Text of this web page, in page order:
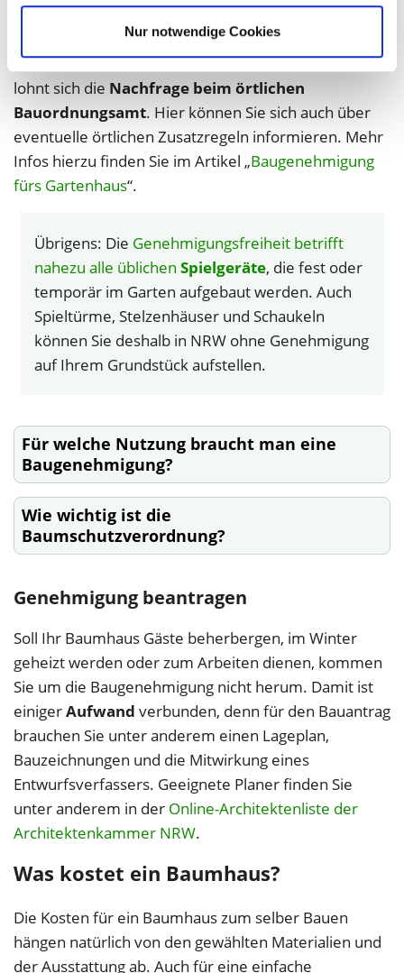
Nur notwendige Cookies
relevant sein. Dieser gibt mit Baufenstern und nicht
überbaubaren Flächen vor, wo Gebäude stehen
dürfen und wo nicht. Bei einem solchen Bauvorhaben
lohnt sich die Nachfrage beim örtlichen
Bauordnungsamt. Hier können Sie sich auch über
eventuelle örtlichen Zusatzregeln informieren. Mehr
Infos hierzu finden Sie im Artikel „Baugenehmigung
fürs Gartenhaus“.
Übrigens: Die Genehmigungsfreiheit betrifft
nahezu alle üblichen Spielgeräte, die fest oder
temporär im Garten aufgebaut werden. Auch
Spieltürme, Stelzenhäuser und Schaukeln
können Sie deshalb in NRW ohne Genehmigung
auf Ihrem Grundstück aufstellen.
Für welche Nutzung braucht man eine
Baugenehmigung?
Wie wichtig ist die
Baumschutzverordnung?
Genehmigung beantragen
Soll Ihr Baumhaus Gäste beherbergen, im Winter
geheizt werden oder zum Arbeiten dienen, kommen
Sie um die Baugenehmigung nicht herum. Damit ist
einigerAufwand verbunden, denn für den Bauantrag
brauchen Sie unter anderem einen Lageplan,
Bauzeichnungen und die Mitwirkung eines
Entwurfsverfassers. Geeignete Planer finden Sie
unter anderem in der Online-Architektenliste der
Architektenkammer NRW.
Was kostet ein Baumhaus?
Die Kosten für ein Baumhaus zum selber Bauen
hängen natürlich von den gewählten Materialien und
der Ausstattung ab. Auch für eine einfache